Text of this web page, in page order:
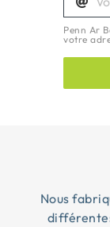
Penn Ar
votre
Nous